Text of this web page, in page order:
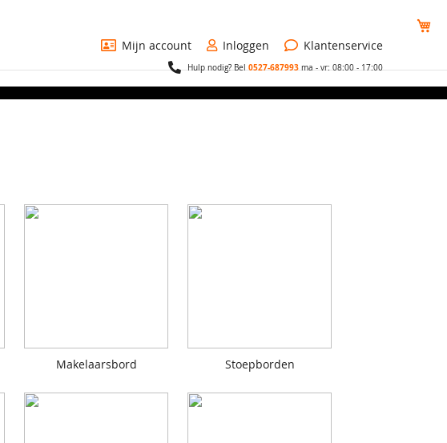
Mijn account
Inloggen Klantenservice
Hulp nodig? Bel0527-687993ma - vr: 08:00 - 17:00
Makelaarsbord Stoepborden